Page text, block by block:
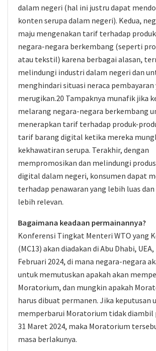
dalam negeri (hal ini justru dapat
konten serupa dalam negeri). Kedua,
maju mengenakan tarif terhadap
negara-negara berkembang (seperti
atau tekstil) karena berbagai alasan,
melindungi industri dalam negeri dan
menghindari situasi neraca pembayaran
merugikan.20 Tampaknya munafik jika
melarang negara-negara berkembang
menerapkan tarif terhadap produk-
tarif barang digital ketika mereka
kekhawatiran serupa. Terakhir, dengan
mempromosikan dan melindungi
digital dalam negeri, konsumen dapat
terhadap penawaran yang lebih luas
lebih relevan.
Bagaimana keadaan permainannya?
Konferensi Tingkat Menteri WTO yang
(MC13) akan diadakan di Abu Dhabi,
Februari 2024, di mana negara-negara
untuk memutuskan apakah akan
Moratorium, dan mungkin apakah
harus dibuat permanen. Jika keputusan
memperbarui Moratorium tidak diambil
31 Maret 2024, maka Moratorium
masa berlakunya.